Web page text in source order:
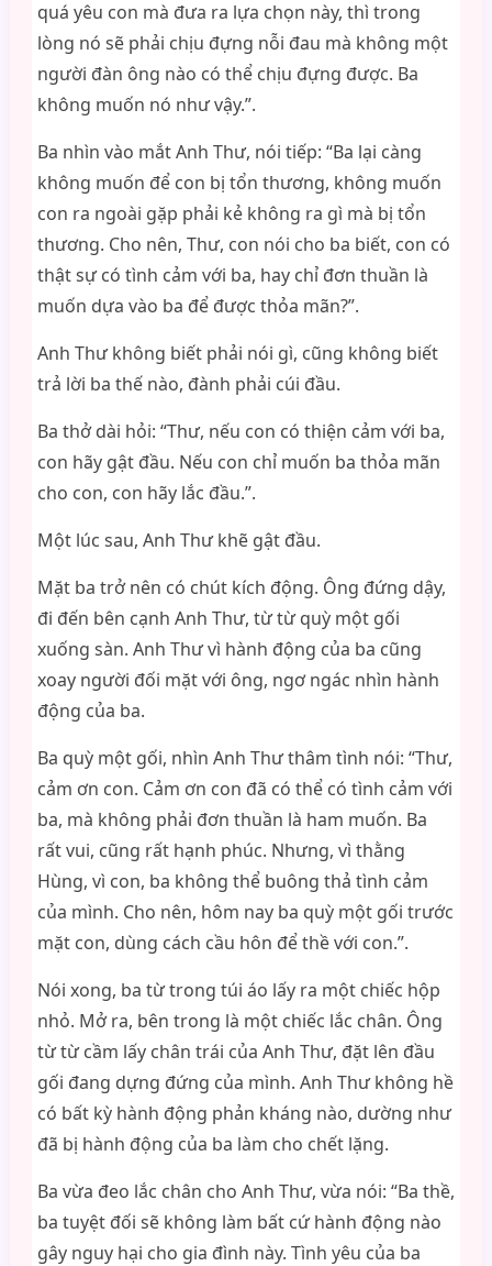
quá yêu con mà đưa ra lựa chọn này, thì trong
lòng nó sẽ phải chịu đựng nỗi đau mà không một
người đàn ông nào có thể chịu đựng được. Ba
không muốn nó như vậy.”.
Ba nhìn vào mắt Anh Thư, nói tiếp: “Ba lại càng
không muốn để con bị tổn thương, không muốn
con ra ngoài gặp phải kẻ không ra gì mà bị tổn
thương. Cho nên, Thư, con nói cho ba biết, con có
thật sự có tình cảm với ba, hay chỉ đơn thuần là
muốn dựa vào ba để được thỏa mãn?”.
Anh Thư không biết phải nói gì, cũng không biết
trả lời ba thế nào, đành phải cúi đầu.
Ba thở dài hỏi: “Thư, nếu con có thiện cảm với ba,
con hãy gật đầu. Nếu con chỉ muốn ba thỏa mãn
cho con, con hãy lắc đầu.”.
Một lúc sau, Anh Thư khẽ gật đầu.
Mặt ba trở nên có chút kích động. Ông đứng dậy,
đi đến bên cạnh Anh Thư, từ từ quỳ một gối
xuống sàn. Anh Thư vì hành động của ba cũng
xoay người đối mặt với ông, ngơ ngác nhìn hành
động của ba.
Ba quỳ một gối, nhìn Anh Thư thâm tình nói: “Thư,
cảm ơn con. Cảm ơn con đã có thể có tình cảm với
ba, mà không phải đơn thuần là ham muốn. Ba
rất vui, cũng rất hạnh phúc. Nhưng, vì thằng
Hùng, vì con, ba không thể buông thả tình cảm
của mình. Cho nên, hôm nay ba quỳ một gối trước
mặt con, dùng cách cầu hôn để thề với con.”.
Nói xong, ba từ trong túi áo lấy ra một chiếc hộp
nhỏ. Mở ra, bên trong là một chiếc lắc chân. Ông
từ từ cầm lấy chân trái của Anh Thư, đặt lên đầu
gối đang dựng đứng của mình. Anh Thư không hề
có bất kỳ hành động phản kháng nào, dường như
đã bị hành động của ba làm cho chết lặng.
Ba vừa đeo lắc chân cho Anh Thư, vừa nói: “Ba thề,
ba tuyệt đối sẽ không làm bất cứ hành động nào
gây nguy hại cho gia đình này. Tình yêu của ba